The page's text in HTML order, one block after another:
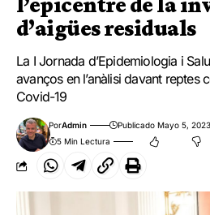
d’aigües residuals
La I Jornada d’Epidemiologia i
avanços en l’anàlisi davant reptes
Covid-19
PorAdmin Publicado Mayo 5, 2023
5 Min Lectura